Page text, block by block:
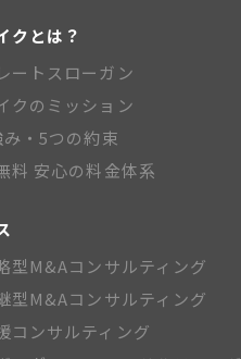
クとは？
ートスローガン
クのミッション
・5つの約束
料 安心の料金体系
型M&Aコンサルティング
型M&Aコンサルティング
コンサルティング